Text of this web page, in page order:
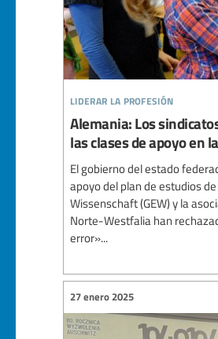
liderar la profesión
Alemania: Los
las clases de apoyo en
El gobierno del estado
apoyo del plan de estudios
Wissenschaft (GEW) y la
Norte-Westfalia han
error»...
27 enero 2025